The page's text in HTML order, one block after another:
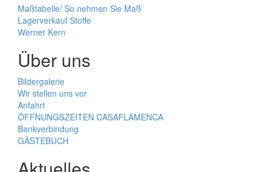
Maßtabelle/ So nehmen Sie Maß
Lagerverkauf Stoffe
Werner Kern
Über uns
Bildergalerie
Wir stellen uns vor
Anfahrt
ÖFFNUNGSZEITEN CASAFLAMENCA
Bankverbindung
GÄSTEBUCH